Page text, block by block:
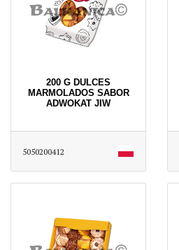
200 G DULCES
MARMOLADOS SABOR
ADWOKAT JIW
5050200412